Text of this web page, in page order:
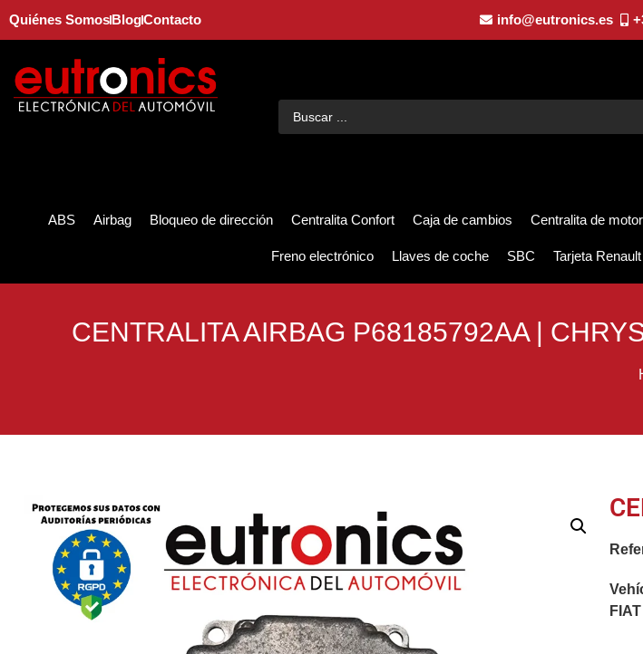
Quiénes SomosBlogContacto info@eutronics.es
ABS Airbag Bloqueo de dirección Centralita Confort Caja de cambios Centralita de motor
Freno electrónico Llaves de coche SBC Tarjeta Renault
CENTRALITA AIRBAG P68185792AA |